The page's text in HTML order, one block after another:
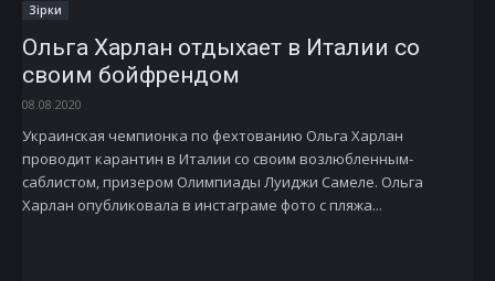
Зірки
Ольга Харлан отдыхает в Италии со
своим бойфрендом
08.08.2020
Украинская чемпионка по фехтованию Ольга Харлан
проводит карантин в Италии со своим возлюбленным-
саблистом, призером Олимпиады Луиджи Самеле. Ольга
Харлан опубликовала в инстаграме фото с пляжа...